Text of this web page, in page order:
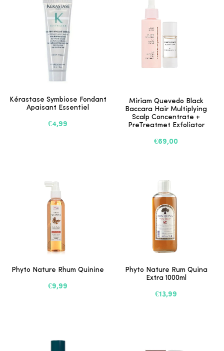
Kérastase Symbiose Fondant
Apaisant Essentiel
€4,99
Miriam Quevedo Black
Baccara Hair Multiplying
Scalp Concentrate +
PreTreatmet Exfoliator
€69,00
Phyto Nature Rhum Quinine
€9,99
Phyto Nature Rum Quina
Extra 1000ml
€13,99